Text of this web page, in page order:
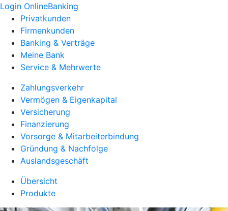
Login OnlineBanking
Privatkunden
Firmenkunden
Banking & Verträge
Meine Bank
Service & Mehrwerte
Zahlungsverkehr
Vermögen & Eigenkapital
Versicherung
Finanzierung
Vorsorge & Mitarbeiterbindung
Gründung & Nachfolge
Auslandsgeschäft
Übersicht
Produkte